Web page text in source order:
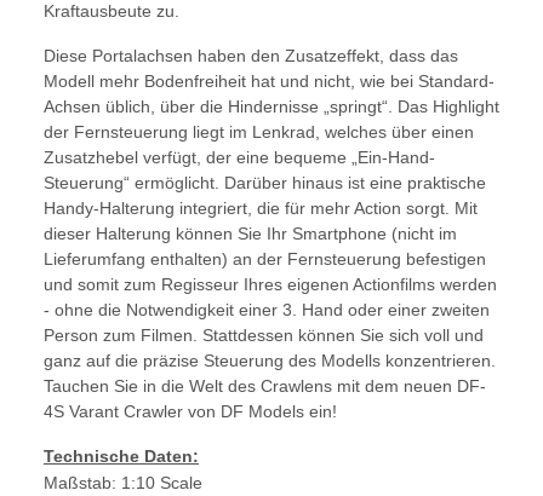
Kraftausbeute zu.
Diese Portalachsen haben den Zusatzeffekt, dass das
Modell mehr Bodenfreiheit hat und nicht, wie bei Standard-
Achsen üblich, über die Hindernisse „springt“. Das Highlight
der Fernsteuerung liegt im Lenkrad, welches über einen
Zusatzhebel verfügt, der eine bequeme „Ein-Hand-
Steuerung“ ermöglicht. Darüber hinaus ist eine praktische
Handy-Halterung integriert, die für mehr Action sorgt. Mit
dieser Halterung können Sie Ihr Smartphone (nicht im
Lieferumfang enthalten) an der Fernsteuerung befestigen
und somit zum Regisseur Ihres eigenen Actionfilms werden
- ohne die Notwendigkeit einer 3. Hand oder einer zweiten
Person zum Filmen. Stattdessen können Sie sich voll und
ganz auf die präzise Steuerung des Modells konzentrieren.
Tauchen Sie in die Welt des Crawlens mit dem neuen DF-
4S Varant Crawler von DF Models ein!
Technische Daten:
Maßstab: 1:10 Scale